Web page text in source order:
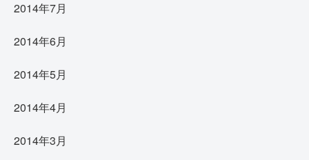
2014年7月
2014年6月
2014年5月
2014年4月
2014年3月